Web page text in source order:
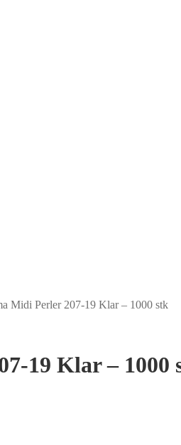
Midi Perler 207-19 Klar – 1000 stk
19 Klar – 1000